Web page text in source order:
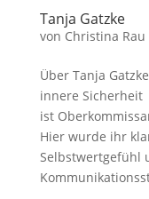
Tanja Gatzke
von Christina Rau
Über Tanja
innere Sicherheit
ist
Hier wurde ihr
Selbstwertgefühl